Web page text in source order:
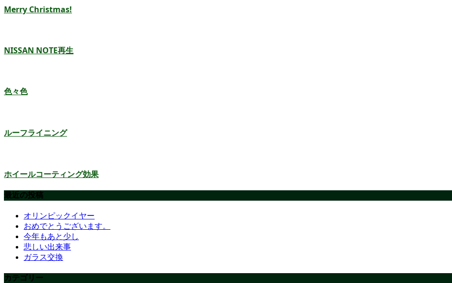
Merry Christmas!
NISSAN NOTE再生
色々色
ルーフライニング
ホイールコーティング効果
最近の投稿
オリンピックイヤー
おめでとうございます。
今年もあと少し
悲しい出来事
ガラス交換
カテゴリー